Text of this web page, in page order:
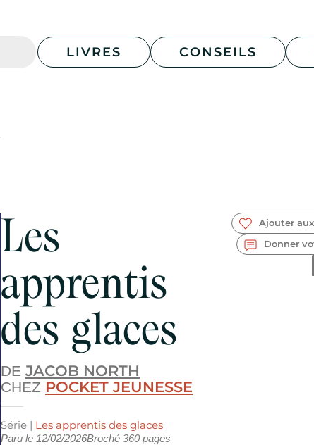
LIVRES CONSEILS
Les
apprentis
des glaces
DE JACOB NORTH
CHEZ POCKET JEUNESSE
Série | Les apprentis des glaces
Paru le 12/02/2026Broché 360pages